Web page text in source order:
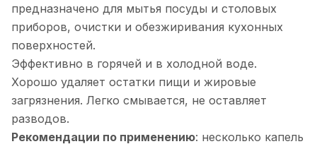
предназначено для мытья посуды и столовых
приборов, очистки и обезжиривания кухонных
поверхностей.
Эффективно в горячей и в холодной воде.
Хорошо удаляет остатки пищи и жировые
загрязнения. Легко смывается, не оставляет
разводов.
Рекомендации по применению: несколько капель